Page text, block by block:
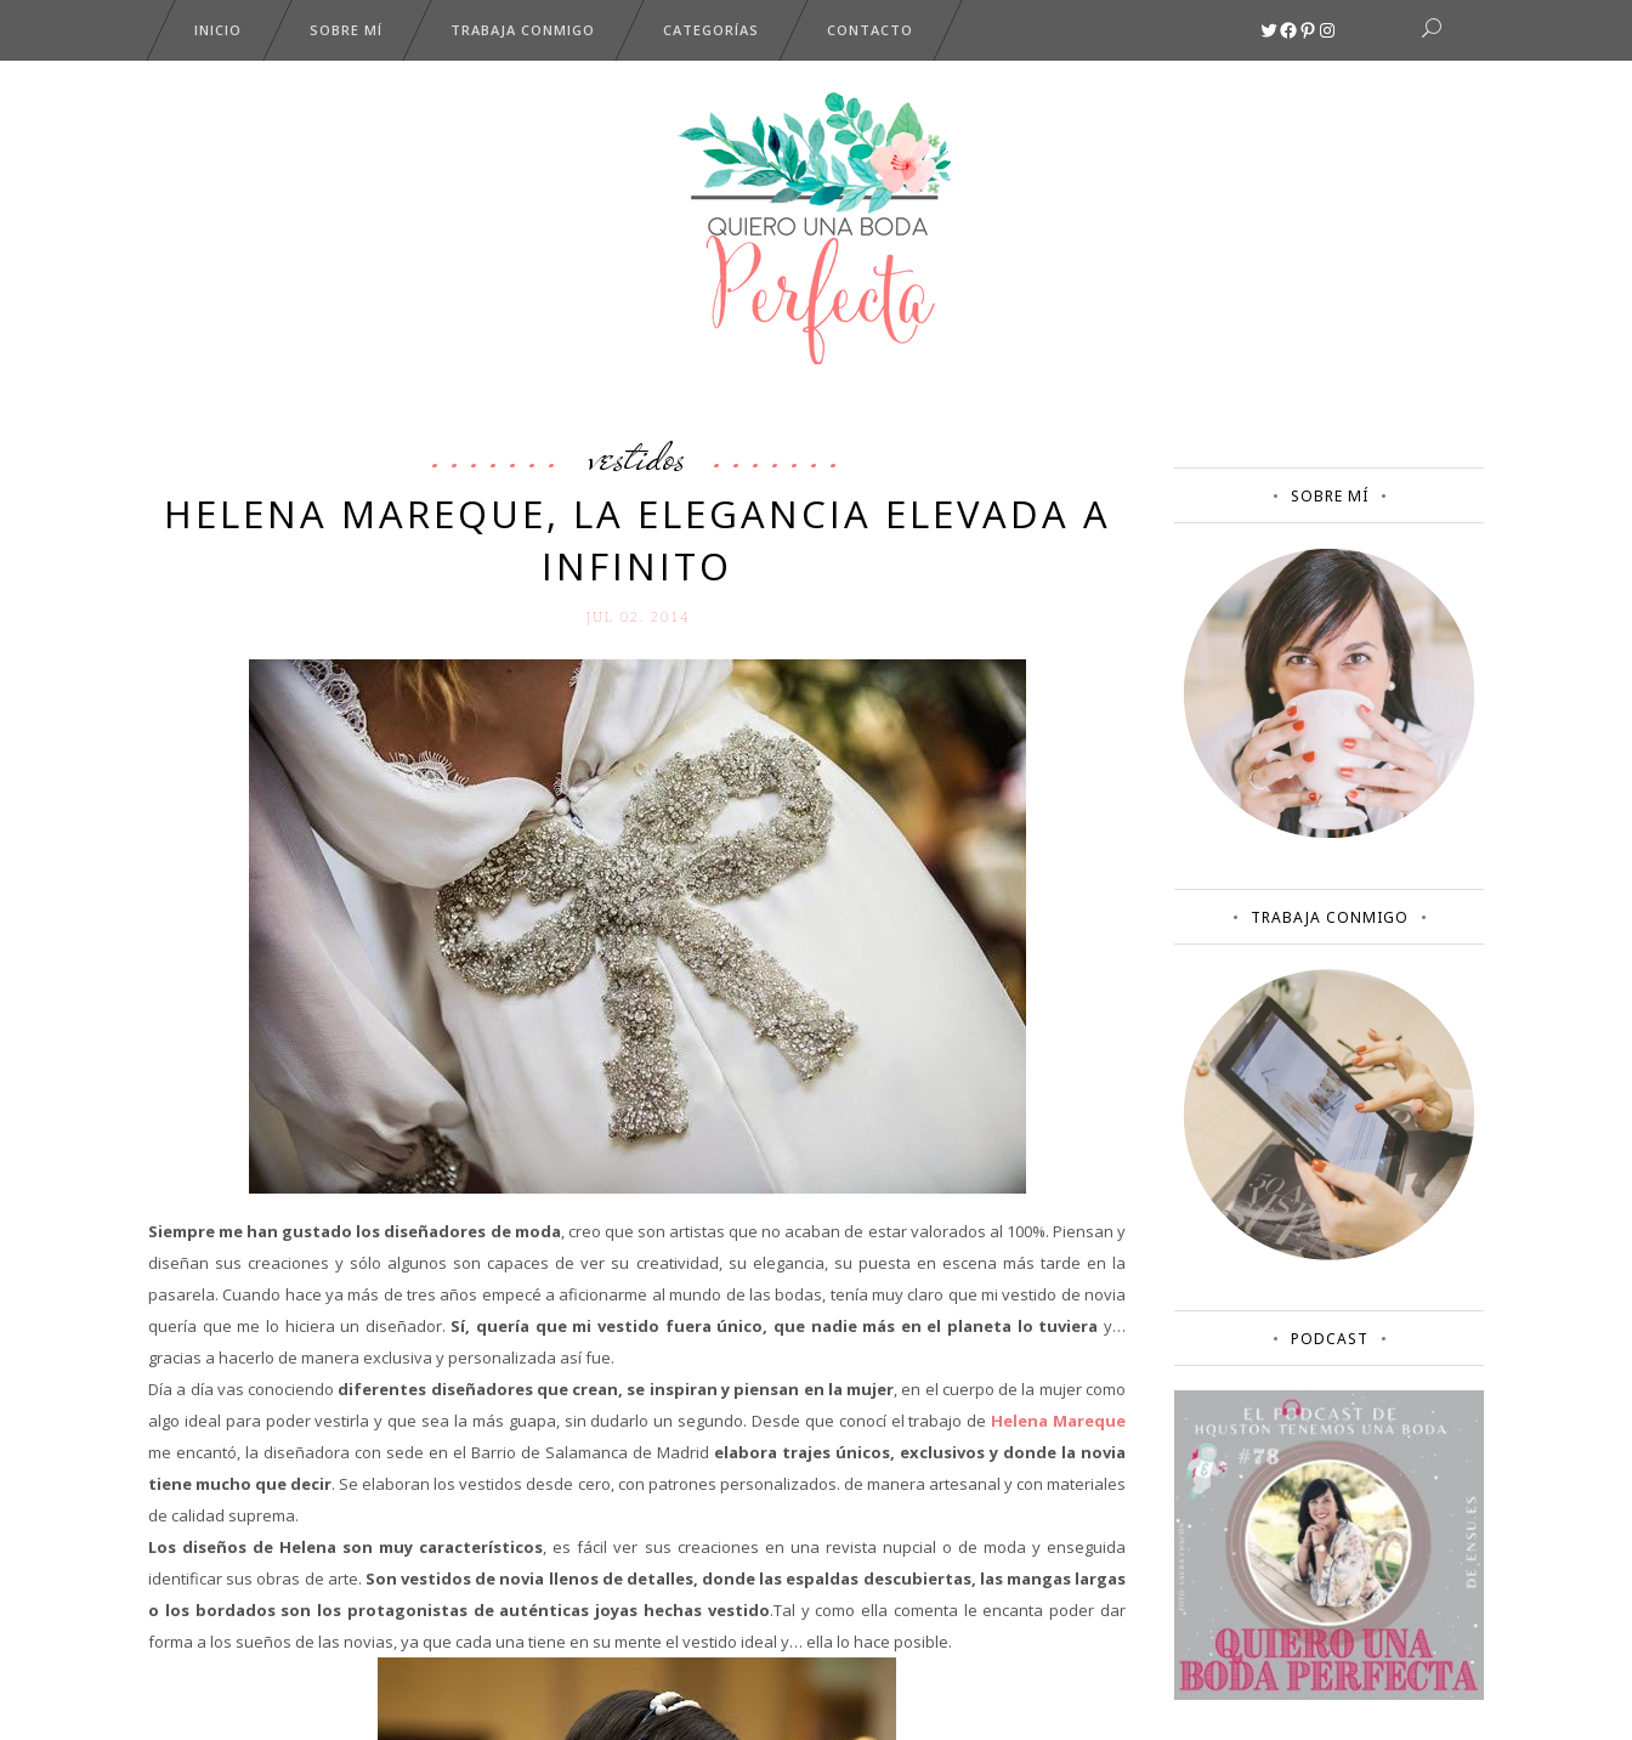
INICIO SOBRE MÍ TRABAJA CONMIGO CATEGORÍAS CONTACTO Twitter
Facebook
Pinterest
Instagram
vestidos
HELENA MAREQUE, LA ELEGANCIA ELEVADA A
INFINITO
JUL 02. 2014
Siempre me han gustado los diseñadores de moda, creo que son artistas que no acaban de estar valorados al 100%. Piensan y
diseñan sus creaciones y sólo algunos son capaces de ver su creatividad, su elegancia, su puesta en escena más tarde en la
pasarela. Cuando hace ya más de tres años empecé a aficionarme al mundo de las bodas, tenía muy claro que mi vestido de novia
quería que me lo hiciera un diseñador. Sí, quería que mi vestido fuera único, que nadie más en el planeta lo tuviera y…
gracias a hacerlo de manera exclusiva y personalizada así fue.
Día a día vas conociendo diferentes diseñadores que crean, se inspiran y piensan en la mujer, en el cuerpo de la mujer como
algo ideal para poder vestirla y que sea la más guapa, sin dudarlo un segundo. Desde que conocí el trabajo de Helena Mareque
me encantó, la diseñadora con sede en el Barrio de Salamanca de Madrid elabora trajes únicos, exclusivos y donde la novia
tiene mucho que decir. Se elaboran los vestidos desde cero, con patrones personalizados. de manera artesanal y con materiales
de calidad suprema.
Los diseños de Helena son muy característicos, es fácil ver sus creaciones en una revista nupcial o de moda y enseguida
identificar sus obras de arte. Son vestidos de novia llenos de detalles, donde las espaldas descubiertas, las mangas largas
o los bordados son los protagonistas de auténticas joyas hechas vestido.Tal y como ella comenta le encanta poder dar
forma a los sueños de las novias, ya que cada una tiene en su mente el vestido ideal y… ella lo hace posible.
SOBRE MÍ
TRABAJA CONMIGO
PODCAST